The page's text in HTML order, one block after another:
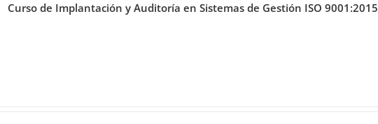
Curso de Implantación y Auditoría en Sistemas de Gestión ISO 9001:2015